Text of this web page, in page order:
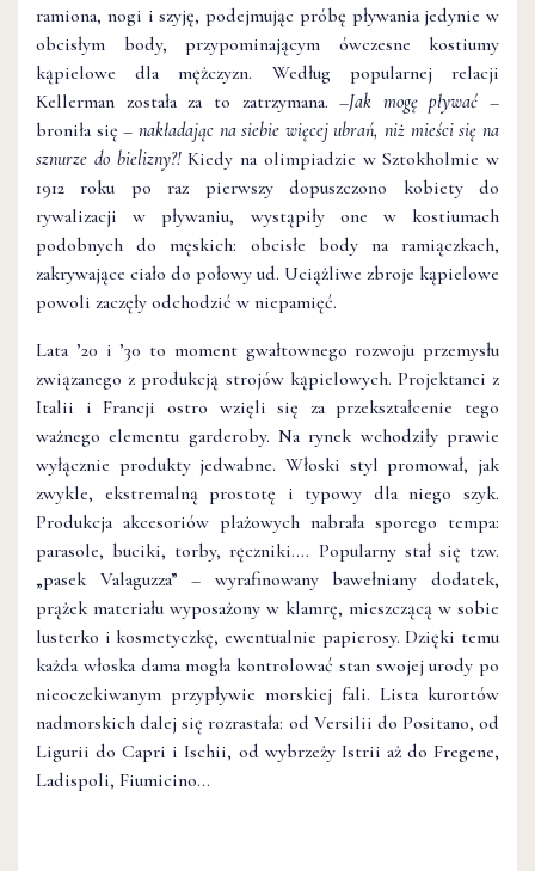
ramiona, nogi i szyję, podejmując próbę pływania jedynie w
obcisłym body, przypominającym ówczesne kostiumy
kąpielowe dla mężczyzn. Według popularnej relacji
Kellerman została za to zatrzymana. –Jak mogę pływać –
broniła się – nakładając na siebie więcej ubrań, niż mieści się na
sznurze do bielizny?!Kiedy na olimpiadzie w Sztokholmie w
1912 roku po raz pierwszy dopuszczono kobiety do
rywalizacji w pływaniu, wystąpiły one w kostiumach
podobnych do męskich: obcisłe body na ramiączkach,
zakrywające ciało do połowy ud. Uciążliwe zbroje kąpielowe
powoli zaczęły odchodzić w niepamięć.
Lata ’20 i ’30 to moment gwałtownego rozwoju przemysłu
związanego z produkcją strojów kąpielowych. Projektanci z
Italii i Francji ostro wzięli się za przekształcenie tego
ważnego elementu garderoby. Na rynek wchodziły prawie
wyłącznie produkty jedwabne. Włoski styl promował, jak
zwykle, ekstremalną prostotę i typowy dla niego szyk.
Produkcja akcesoriów plażowych nabrała sporego tempa:
parasole, buciki, torby, ręczniki…. Popularny stał się tzw.
„pasek Valaguzza” – wyrafinowany bawełniany dodatek,
prążek materiału wyposażony w klamrę, mieszczącą w sobie
lusterko i kosmetyczkę, ewentualnie papierosy. Dzięki temu
każda włoska dama mogła kontrolować stan swojej urody po
nieoczekiwanym przypływie morskiej fali. Lista kurortów
nadmorskich dalej się rozrastała: od Versilii do Positano, od
Ligurii do Capri i Ischii, od wybrzeży Istrii aż do Fregene,
Ladispoli, Fiumicino…